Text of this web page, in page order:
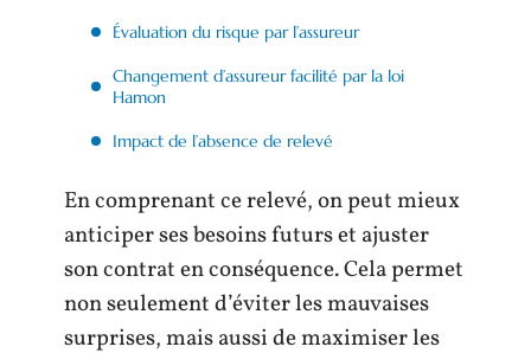
Évaluation du risque par l’assureur
Changement d’assureur facilité par la loi
Hamon
Impact de l’absence de relevé
En comprenant ce relevé, on peut mieux
anticiper ses besoins futurs et ajuster
son contrat en conséquence. Cela permet
non seulement d’éviter les mauvaises
surprises, mais aussi de maximiser les